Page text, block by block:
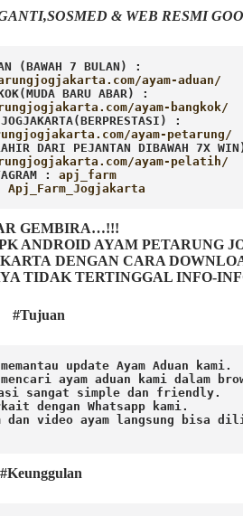
& WEB RESMI
(BAWAH 7 BULAN) :
BARU ABAR) :
JOGJAKARTA(BERPRESTASI) :
DARI PEJANTAN DIBAWAH 7X
:
Apj_Farm_Jogjakarta
GEMBIRA…!!!
ANDROID AYAM PETARUNG
DENGAN CARA
TIDAK TERTINGGAL INFO-
#Tujuan
update Ayam Aduan kami.
ayam aduan kami dalam
sangat simple dan friendly.
dengan Whatsapp kami.
video ayam langsung bisa
#Keunggulan